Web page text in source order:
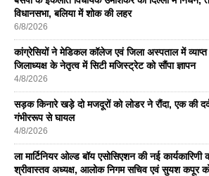
विधानसभा, बलिया में शोक की लहर
6/8/2026
कांग्रेसियों ने मेडिकल कॉलेज एवं जिला अस्पताल में व्याप्त
जिलाध्यक्ष के नेतृत्व में सिटी मजिस्ट्रेट को सौंपा ज्ञापन
4/8/2026
सड़क किनारे खड़े दो मजदूरों को लोडर ने रौंदा, एक की
गंभीररूप से घायल
4/8/2026
ला मार्टिनियर ओल्ड बॉय एसोसिएशन की नई
श्रीवास्तव अध्यक्ष, आलोक निगम सचिव एवं सुयश कपूर